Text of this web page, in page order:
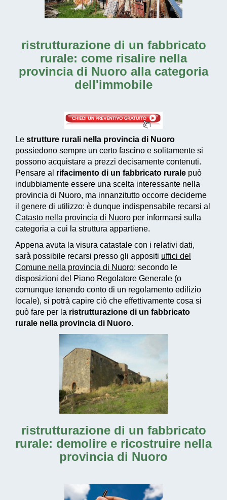
ristrutturazione di un fabbricato
rurale: come risalire nella
provincia di Nuoro alla categoria
dell'immobile
Le strutture rurali nella provincia di Nuoro
possiedono sempre un certo fascino e solitamente si
possono acquistare a prezzi decisamente contenuti.
Pensare al rifacimento di un fabbricato rurale può
indubbiamente essere una scelta interessante nella
provincia di Nuoro, ma innanzitutto occorre deciderne
il genere di utilizzo: è dunque indispensabile recarsi al
Catasto nella provincia di Nuoro per informarsi sulla
categoria a cui la struttura appartiene.
Appena avuta la visura catastale con i relativi dati,
sarà possibile recarsi presso gli appositi uffici del
Comune nella provincia di Nuoro: secondo le
disposizioni del Piano Regolatore Generale (o
comunque tenendo conto di un regolamento edilizio
locale), si potrà capire ciò che effettivamente cosa si
può fare per la ristrutturazione di un fabbricato
rurale nella provincia di Nuoro.
ristrutturazione di un fabbricato
rurale: demolire e ricostruire nella
provincia di Nuoro